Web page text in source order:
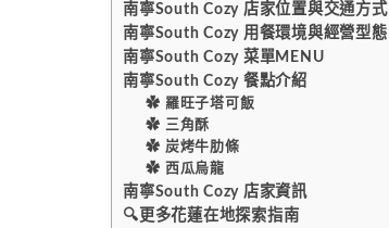
南寧South Cozy 店家位置與交通方式
南寧South Cozy 用餐環境與經營型態
南寧South Cozy 菜單MENU
南寧South Cozy 餐點介紹
✿ 羅旺子塔可飯
✿ 三角酥
✿ 炭烤牛肋條
✿ 西瓜烏龍
南寧South Cozy 店家資訊
🔍更多花蓮在地探索指南